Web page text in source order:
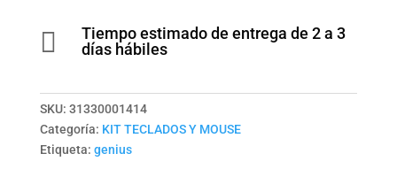

Tiempo estimado de entrega de 2 a 3
días hábiles
SKU: 31330001414
Categoría: KIT TECLADOS Y MOUSE
Etiqueta: genius